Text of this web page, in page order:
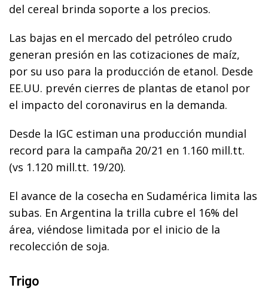
del cereal brinda soporte a los precios.
Las bajas en el mercado del petróleo crudo
generan presión en las cotizaciones de maíz,
por su uso para la producción de etanol. Desde
EE.UU. prevén cierres de plantas de etanol por
el impacto del coronavirus en la demanda.
Desde la IGC estiman una producción mundial
record para la campaña 20/21 en 1.160 mill.tt.
(vs 1.120 mill.tt. 19/20).
El avance de la cosecha en Sudamérica limita las
subas. En Argentina la trilla cubre el 16% del
área, viéndose limitada por el inicio de la
recolección de soja.
Trigo